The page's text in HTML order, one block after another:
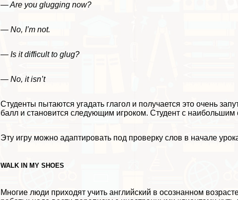
— Are you glugging now?
— No, I’m not.
— Is it difficult to glug?
— No, it isn’t
Студенты пытаются угадать глагол и получается это очень
балл и становится следующим игроком. Студент с наибольшим
Эту игру можно адаптировать под проверку слов в начале
WALK IN MY SHOES
Многие люди приходят учить английский в осознанном